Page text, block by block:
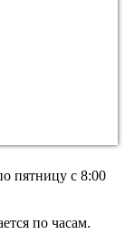
пятницу с 8:00
по часам.